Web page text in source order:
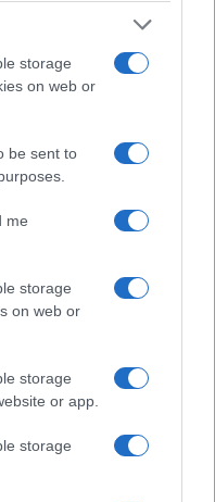
storage
on web or
be sent to
me
storage
on web or
storage
or app.
storage
η συμφωνία με